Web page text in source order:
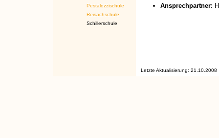
Pestalozzischule
Reisachschule
Schillerschule
Ansprechpartner:
Letzte Aktualisierung: 21.10.2008